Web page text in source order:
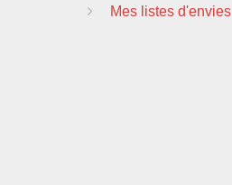
Mes listes d'envies